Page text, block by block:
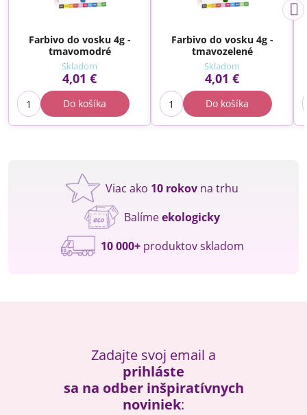
Farbivo do vosku 4g -
tmavomodré
Skladom
4,01 €
Do košíka
Farbivo do vosku 4g -
tmavozelené
Skladom
4,01 €
Do košíka
Viac ako 10 rokov na trhu
Balímeekologicky
10 000+produktov skladom
Zadajte svoj email a
prihláste
sa na odber inšpiratívnych
noviniek: